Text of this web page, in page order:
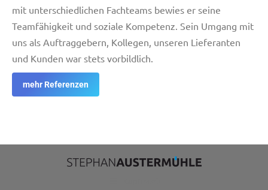
mit unterschiedlichen Fachteams bewies er seine
Teamfähigkeit und soziale Kompetenz. Sein Umgang mit
uns als Auftraggebern, Kollegen, unseren Lieferanten
und Kunden war stets vorbildlich.
mehr Referenzen